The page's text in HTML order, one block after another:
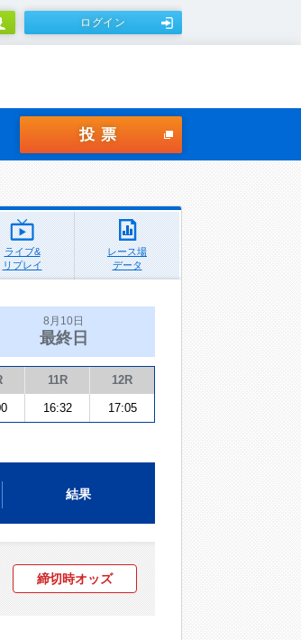
ログイン
投票
ライブ&
リプレイ
レース場
データ
8月10日
最終日
11R 12R
16:32 17:05
結果
締切時オッズ